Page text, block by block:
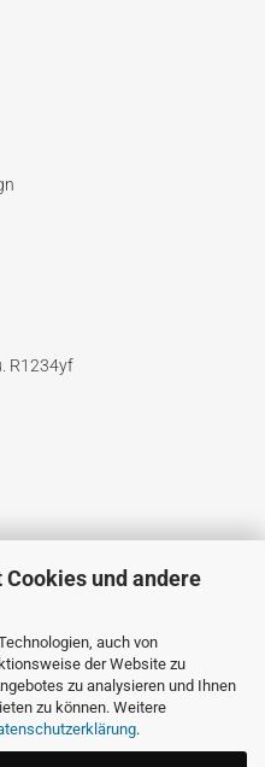
und andere
auch von
der Website zu
zu analysieren und Ihnen
zu können. Weitere
.
R1234yf